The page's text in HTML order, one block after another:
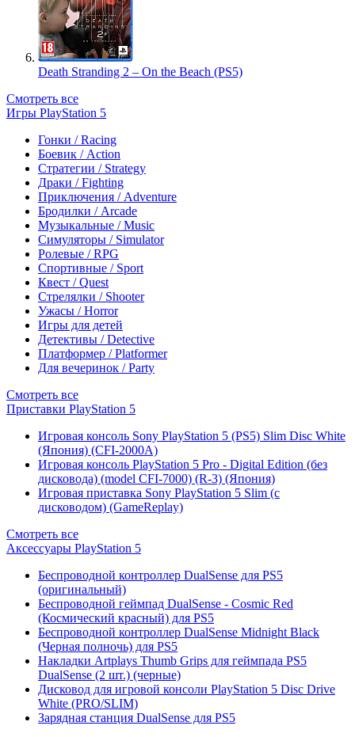
Death Stranding 2 – On the Beach (PS5)
Смотреть все
Игры PlayStation 5
Гонки / Racing
Боевик / Action
Стратегии / Strategy
Драки / Fighting
Приключения / Adventure
Бродилки / Arcade
Музыкальные / Music
Симуляторы / Simulator
Ролевые / RPG
Спортивные / Sport
Квест / Quest
Стрелялки / Shooter
Ужасы / Horror
Игры для детей
Детективы / Detective
Платформер / Platformer
Для вечеринок / Party
Смотреть все
Приставки PlayStation 5
Игровая консоль Sony PlayStation 5 (PS5) Slim Disc White
(Япония) (CFI-2000A)
Игровая консоль PlayStation 5 Pro - Digital Edition (без
дисковода) (model CFI-7000) (R-3) (Япония)
Игровая приставка Sony PlayStation 5 Slim (с
дисководом) (GameReplay)
Смотреть все
Аксессуары PlayStation 5
Беспроводной контроллер DualSense для PS5
(оригинальный)
Беспроводной геймпад DualSense - Cosmic Red
(Космический красный) для PS5
Беспроводной контроллер DualSense Midnight Black
(Черная полночь) для PS5
Накладки Artplays Thumb Grips для геймпада PS5
DualSense (2 шт.) (черные)
Дисковод для игровой консоли PlayStation 5 Disc Drive
White (PRO/SLIM)
Зарядная станция DualSense для PS5